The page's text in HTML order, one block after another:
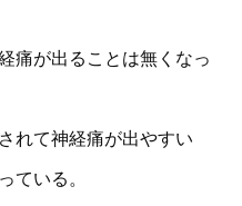
痛が出ることは無くなっ
れて神経痛が出やすい
ている。